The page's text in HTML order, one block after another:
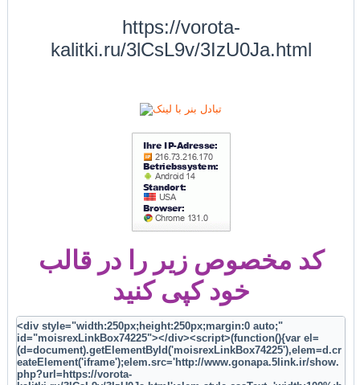
https://vorota-
kalitki.ru/3lCsL9v/3IzU0Ja.html
کد مخصوص زیر را در قالب
خود کپی کنید